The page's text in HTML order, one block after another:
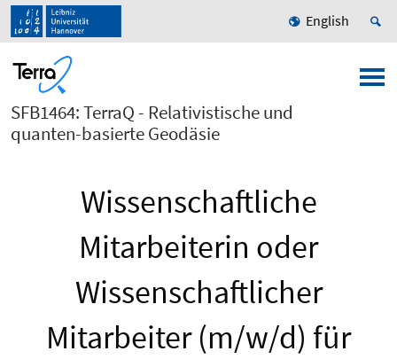
English
SFB1464: TerraQ - Relativistische und
quanten-basierte Geodäsie
Wissenschaftliche
Mitarbeiterin oder
Wissenschaftlicher
Mitarbeiter (m/w/d) für